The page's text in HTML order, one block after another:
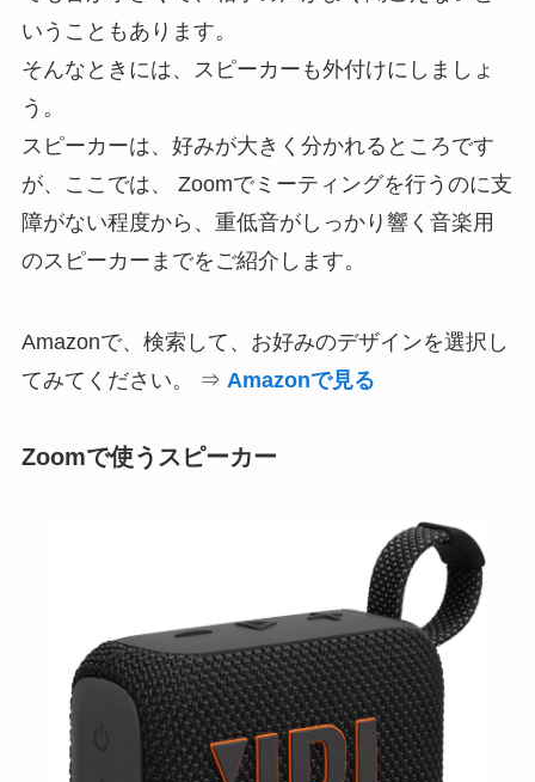
いうこともあります。
そんなときには、スピーカーも外付けにしましょ
う。
スピーカーは、好みが大きく分かれるところです
が、ここでは、 Zoomでミーティングを行うのに支
障がない程度から、重低音がしっかり響く音楽用
のスピーカーまでをご紹介します。
Amazonで、検索して、お好みのデザインを選択し
てみてください。 ⇒ Amazonで見る
Zoomで使うスピーカー